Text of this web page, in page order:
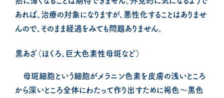
あれば、治療の対象になりますが、悪性化することはありませ
んので、そのまま経過をみても問題ありません。
黒あざ（ほくろ、巨大色素性母斑など）
母斑細胞という細胞がメラニン色素を皮膚の浅いところ
から深いところ全体にわたって作り出すために褐色～黒色